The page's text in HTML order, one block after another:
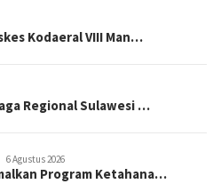
Kodaeral VIII Man…
Regional Sulawesi …
6 Agustus 2026
Program Ketahana…